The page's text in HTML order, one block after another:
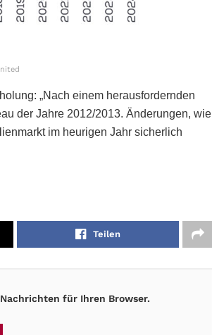
„Nach einem herausfordernden
der Jahre 2012/2013. Änderungen, wie
im heurigen Jahr sicherlich
Teilen
für Ihren Browser.